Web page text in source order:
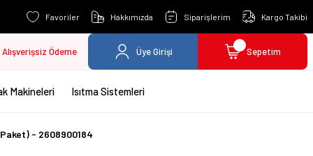
Favoriler Hakkımızda Siparişlerim Kargo Takibi
Alışverişsiz Ödeme Üye Girişi Sepetim
Makineleri Isıtma Sistemleri
- 2608900184